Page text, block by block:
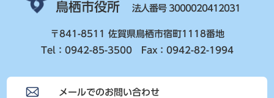
鳥栖市役所 法人番号 3000020412031
〒841-8511 佐賀県鳥栖市宿町1118番地
Tel：0942-85-3500 Fax：0942-82-1994
メールでのお問い合わせ